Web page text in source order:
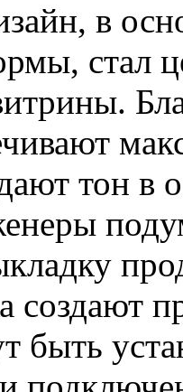
в
стал
тон в
создают
быть